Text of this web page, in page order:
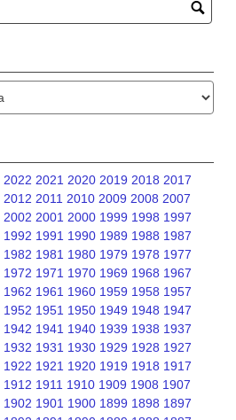
2022 2021 2020 2019 2018 2017
2012 2011 2010 2009 2008 2007
2002 2001 2000 1999 1998 1997
1992 1991 1990 1989 1988 1987
1982 1981 1980 1979 1978 1977
1972 1971 1970 1969 1968 1967
1962 1961 1960 1959 1958 1957
1952 1951 1950 1949 1948 1947
1942 1941 1940 1939 1938 1937
1932 1931 1930 1929 1928 1927
1922 1921 1920 1919 1918 1917
1912 1911 1910 1909 1908 1907
1902 1901 1900 1899 1898 1897